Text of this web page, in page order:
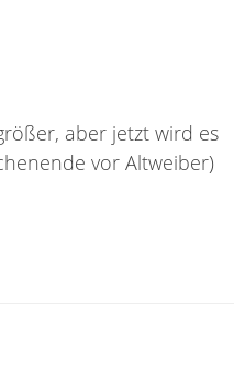
aber jetzt wird es
vor Altweiber)